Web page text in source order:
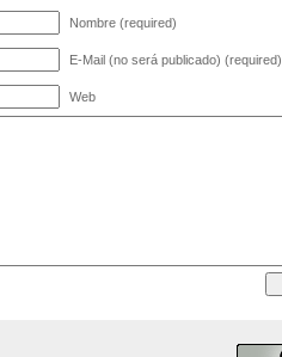
Nombre (required)
E-Mail (no será publicado) (required)
Web